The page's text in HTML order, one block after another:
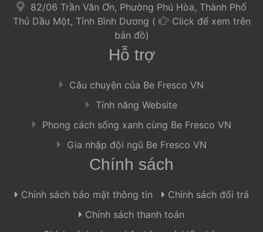
82/06 Trần Văn Ơn, Phường Phú Hòa, Thành Phố
Thủ Dầu Một, Tỉnh Bình Dương (
Click để xem trên
bản đồ)
Hỗ trợ
Câu chuyện của Be Fresco VN
Tính năng Website
Phong cách sống xanh cùng Be Fresco VN
Gia nhập đội ngũ Be Fresco VN
Chính sách
Chính sách bảo mật thông tin
Chính sách đổi trả
Chính sách thanh toán